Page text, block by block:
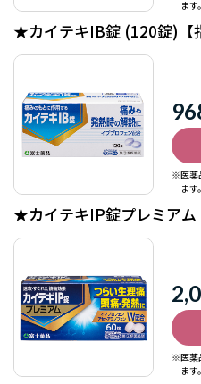
ます。
★カイテキIB錠 (120錠)【
※医薬
ます。
★カイテキIP錠プレミアム
※医薬
ます。